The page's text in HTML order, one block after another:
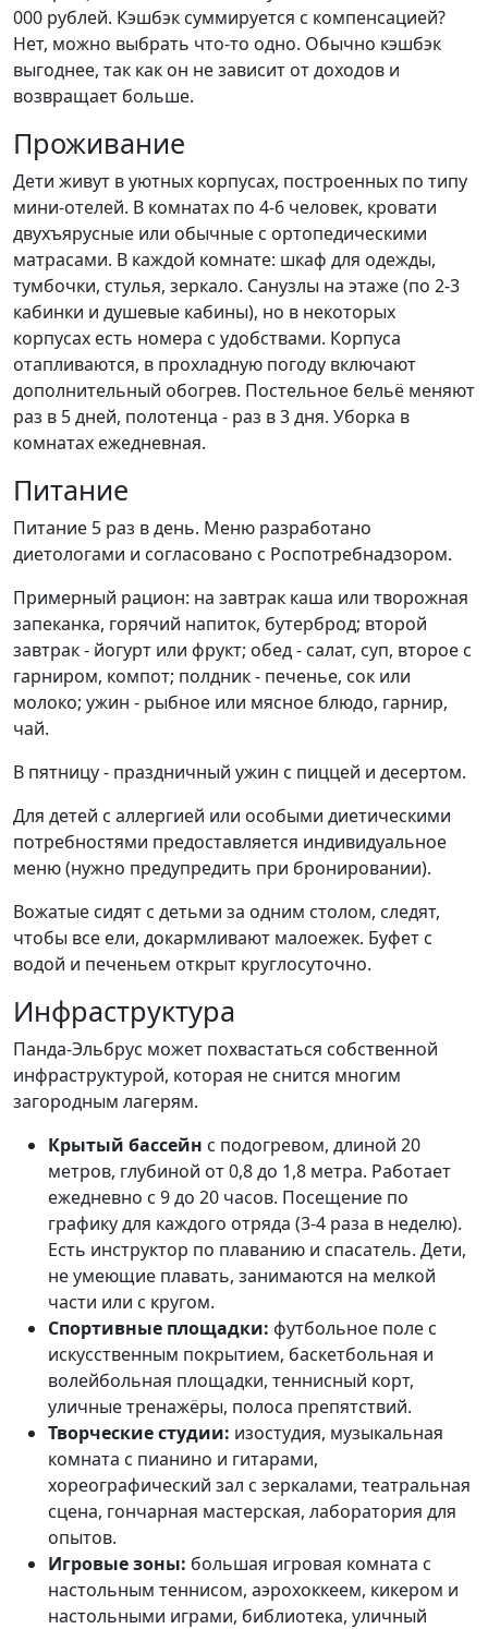
000 рублей. Кэшбэк суммируется с компенсацией?
Нет, можно выбрать что-то одно. Обычно кэшбэк
выгоднее, так как он не зависит от доходов и
возвращает больше.
Проживание
Дети живут в уютных корпусах, построенных по типу
мини-отелей. В комнатах по 4-6 человек, кровати
двухъярусные или обычные с ортопедическими
матрасами. В каждой комнате: шкаф для одежды,
тумбочки, стулья, зеркало. Санузлы на этаже (по 2-3
кабинки и душевые кабины), но в некоторых
корпусах есть номера с удобствами. Корпуса
отапливаются, в прохладную погоду включают
дополнительный обогрев. Постельное бельё меняют
раз в 5 дней, полотенца - раз в 3 дня. Уборка в
комнатах ежедневная.
Питание
Питание 5 раз в день. Меню разработано
диетологами и согласовано с Роспотребнадзором.
Примерный рацион: на завтрак каша или творожная
запеканка, горячий напиток, бутерброд; второй
завтрак - йогурт или фрукт; обед - салат, суп, второе с
гарниром, компот; полдник - печенье, сок или
молоко; ужин - рыбное или мясное блюдо, гарнир,
чай.
В пятницу - праздничный ужин с пиццей и десертом.
Для детей с аллергией или особыми диетическими
потребностями предоставляется индивидуальное
меню (нужно предупредить при бронировании).
Вожатые сидят с детьми за одним столом, следят,
чтобы все ели, докармливают малоежек. Буфет с
водой и печеньем открыт круглосуточно.
Инфраструктура
Панда-Эльбрус может похвастаться собственной
инфраструктурой, которая не снится многим
загородным лагерям.
Крытый бассейн с подогревом, длиной 20
метров, глубиной от 0,8 до 1,8 метра. Работает
ежедневно с 9 до 20 часов. Посещение по
графику для каждого отряда (3-4 раза в неделю).
Есть инструктор по плаванию и спасатель. Дети,
не умеющие плавать, занимаются на мелкой
части или с кругом.
Спортивные площадки: футбольное поле с
искусственным покрытием, баскетбольная и
волейбольная площадки, теннисный корт,
уличные тренажёры, полоса препятствий.
Творческие студии: изостудия, музыкальная
комната с пианино и гитарами,
хореографический зал с зеркалами, театральная
сцена, гончарная мастерская, лаборатория для
опытов.
Игровые зоны: большая игровая комната с
настольным теннисом, аэрохоккеем, кикером и
настольными играми, библиотека, уличный